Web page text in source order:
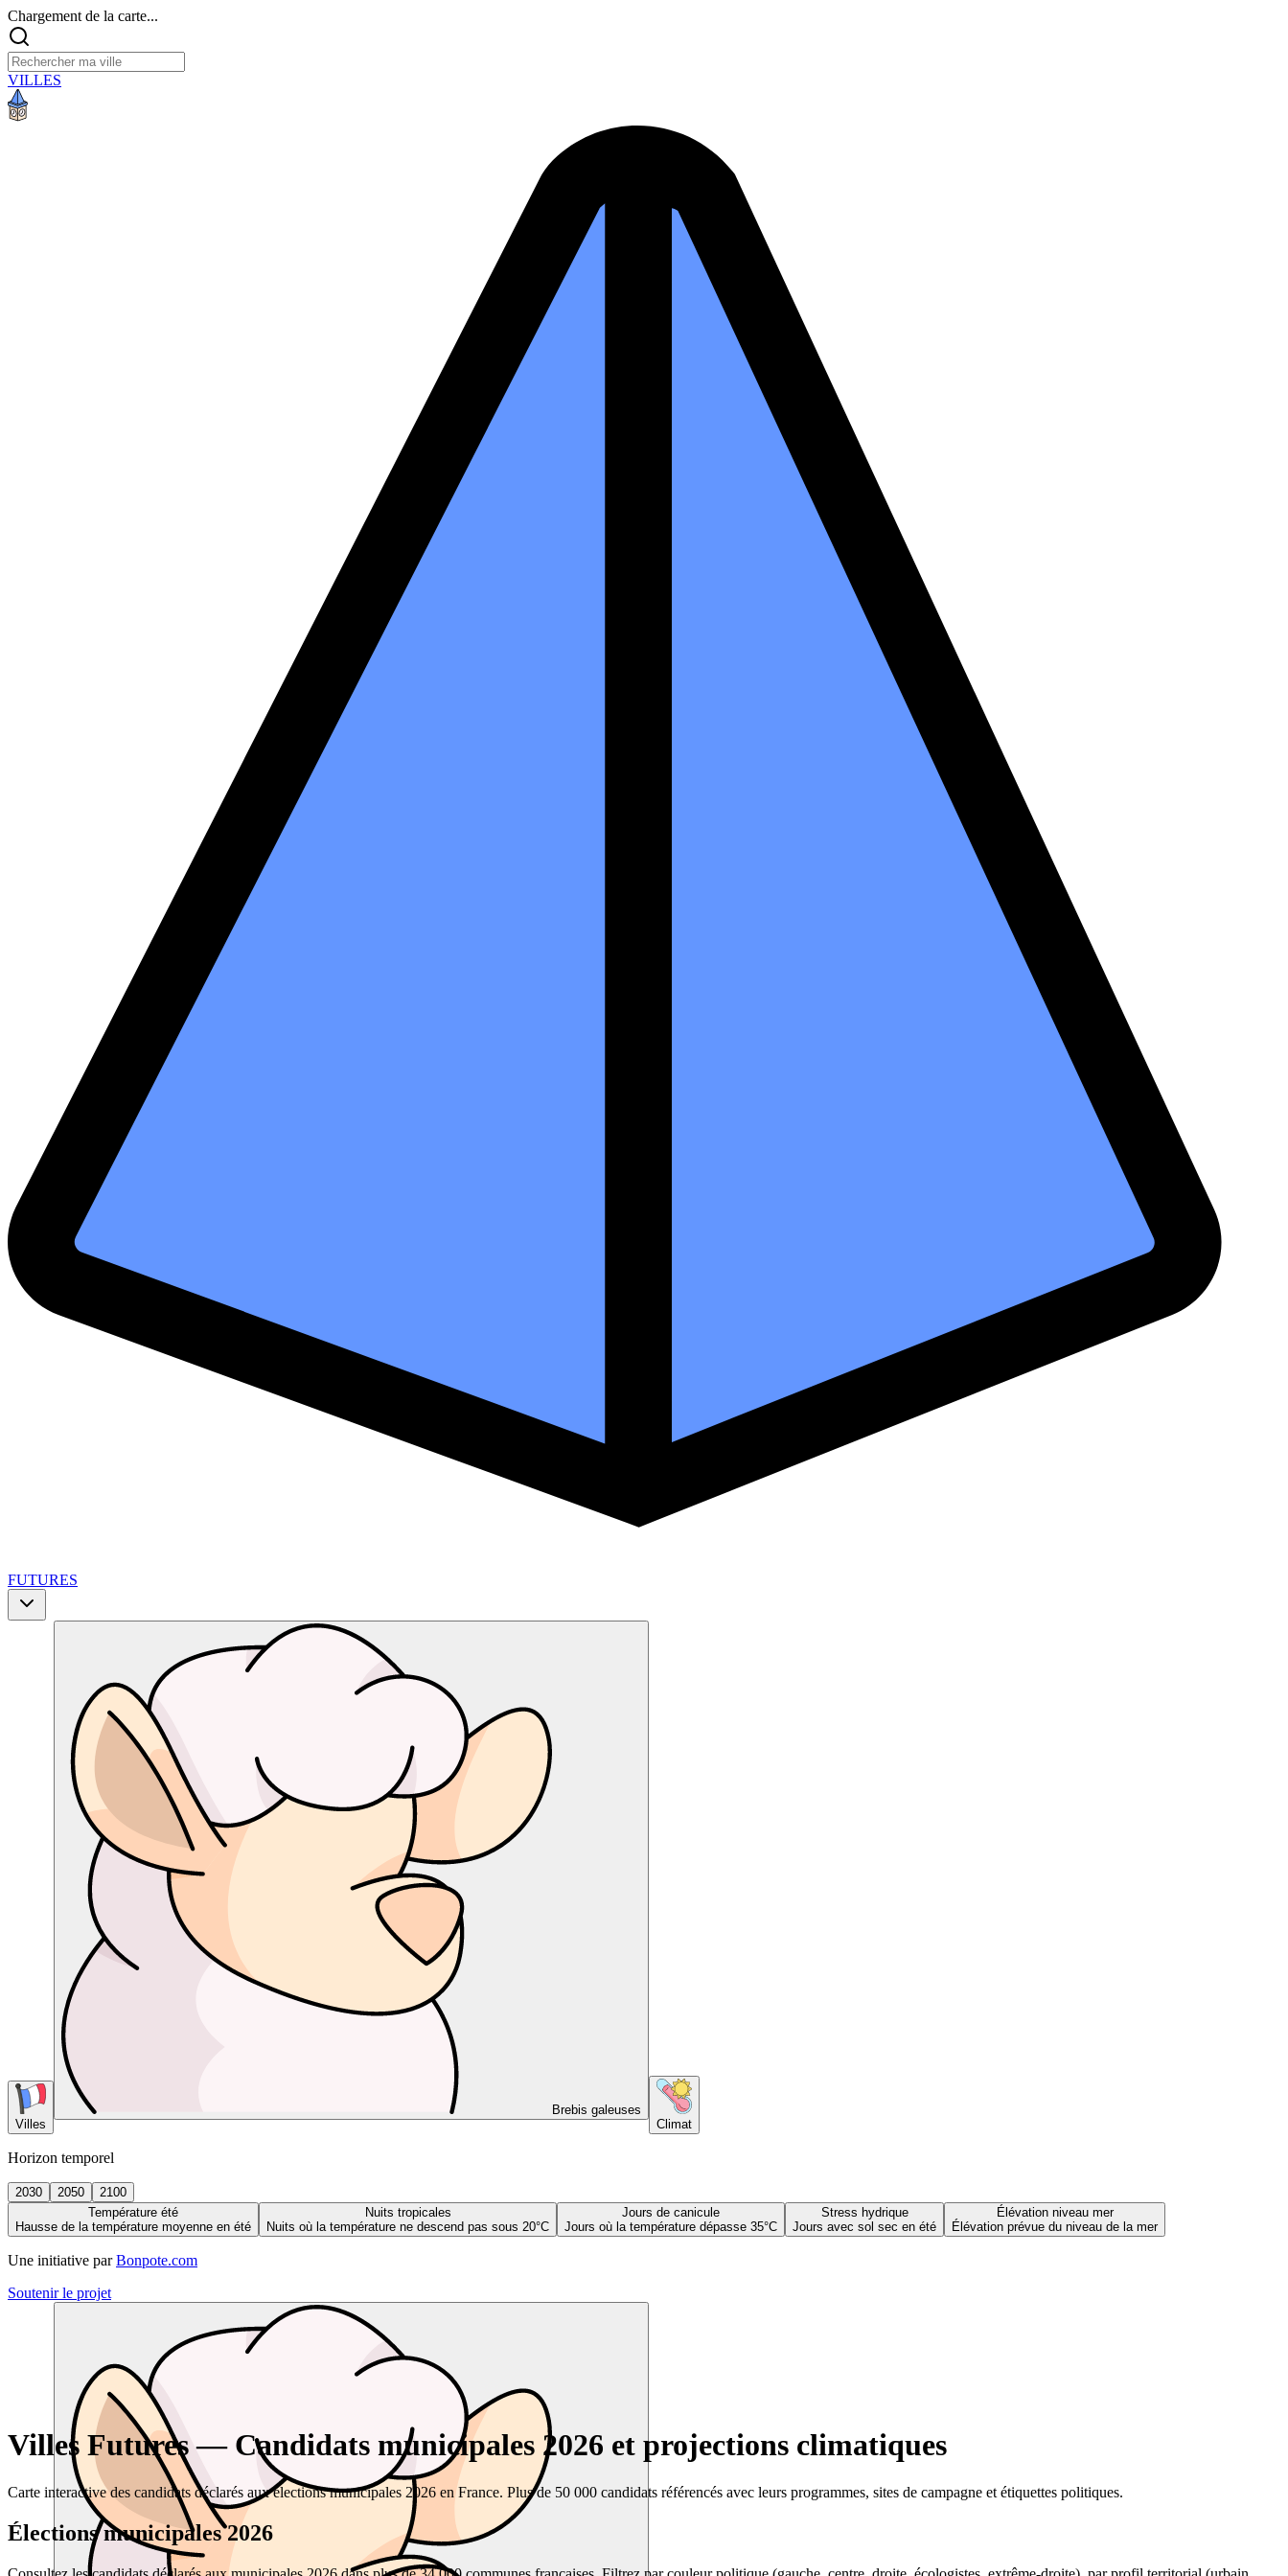
Chargement de la carte...
VILLES
FUTURES
Villes
Brebis galeuses
Climat
Horizon temporel
2030 2050
2100
Température été
Hausse de la température moyenne en été
Nuits tropicales
Nuits où la température ne descend pas sous 20°C
Jours de canicule
Jours où la température dépasse 35°C
Stress hydrique
Jours avec sol sec en été
Élévation niveau mer
Élévation prévue du niveau de la mer
Une initiative par Bonpote.com
Soutenir le projet
Villes Futures — Candidats municipales 2026 et projections climatiques
Carte interactive des candidats déclarés aux élections municipales 2026 en France. Plus de 50 000 candidats référencés avec leurs programmes, sites de campagne et étiquettes politiques.
Élections municipales 2026